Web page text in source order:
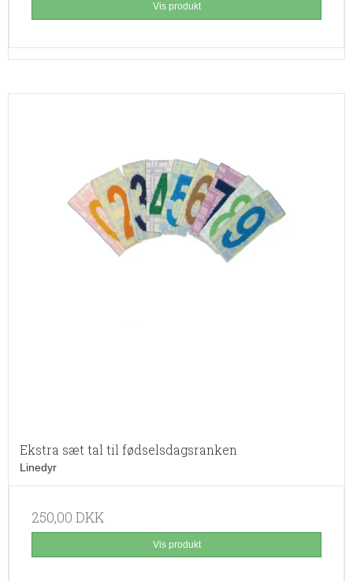
Vis produkt
Ekstra sæt tal til fødselsdagsranken
Linedyr
250,00 DKK
Vis produkt